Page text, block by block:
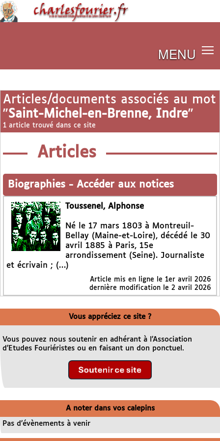
MENU
Articles/documents associés au mot
"Saint-Michel-en-Brenne, Indre"
1 article trouvé dans ce site
Articles
Biographies - Accéder aux notices
Toussenel, Alphonse
Né le 17 mars 1803 à Montreuil-
Bellay (Maine-et-Loire), décédé le 30
avril 1885 à Paris, 15e
arrondissement (Seine). Journaliste
et écrivain ; (…)
Article mis en ligne le 1er avril 2026
dernière modification le 2 avril 2026
Vous appréciez ce site ?
Vous pouvez nous soutenir en adhérant à l’Association
d’Etudes Fouriéristes ou en faisant un don ponctuel.
A noter dans vos calepins
Pas d’évènements à venir